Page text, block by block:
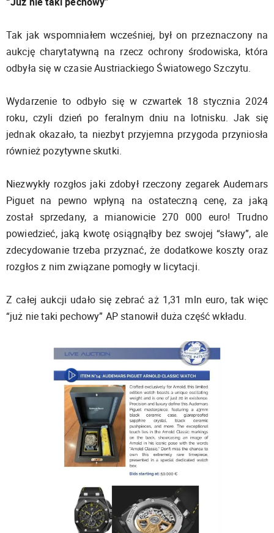
Tak jak wspomniałem wcześniej, był on przeznaczony na
aukcję charytatywną na rzecz ochrony środowiska, która
odbyła się w czasie Austriackiego Światowego Szczytu.
Wydarzenie to odbyło się w czwartek 18 stycznia 2024
roku, czyli dzień po feralnym dniu na lotnisku. Jak się
jednak okazało, ta niezbyt przyjemna przygoda przyniosła
również pozytywne skutki.
Niezwykły rozgłos jaki zdobył rzeczony zegarek Audemars
Piguet na pewno wpłyną na ostateczną cenę, za jaką
został sprzedany, a mianowicie 270 000 euro! Trudno
powiedzieć, jaką kwotę osiągnąłby bez swojej “sławy”, ale
zdecydowanie trzeba przyznać, że dodatkowe koszty oraz
rozgłos z nim związane pomogły w licytacji.
Z całej aukcji udało się zebrać aż 1,31 mln euro, tak więc
“już nie taki pechowy” AP stanowił duża część wkładu.